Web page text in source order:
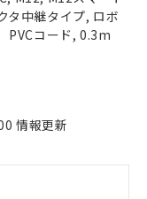
タ中継タイプ, ロボ
PVCコード, 0.3m
情報更新